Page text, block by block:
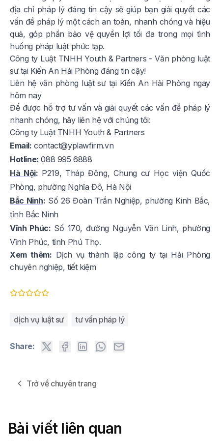
địa chỉ pháp lý đáng tin cậy sẽ giúp bạn giải quyết các
vấn đề pháp lý một cách an toàn, nhanh chóng và hiệu
quả, góp phần bảo vệ quyền lợi tối đa trong mọi tình
huống pháp luật phức tạp.
Công ty Luật TNHH Youth & Partners - Văn phòng luật
sư tại Kiến An Hải Phòng đáng tin cậy!
Liên hệ văn phòng luật sư tại Kiến An Hải Phòng ngay
hôm nay
Để được hỗ trợ tư vấn và giải quyết các vấn đề pháp lý
nhanh chóng, hãy liên hệ với chúng tôi:
Công ty Luật TNHH Youth & Partners
Email: contact@yplawfirm.vn
Hotline: 088 995 6888
Hà Nội: P219, Tháp Đông, Chung cư Học viện Quốc
Phòng, phường Nghĩa Đô, Hà Nội
Bắc Ninh: Số 26 Đoàn Trần Nghiệp, phường Kinh Bắc,
tỉnh Bắc Ninh
Vĩnh Phúc: Số 170, đường Nguyễn Văn Linh, phường
Vĩnh Phúc, tỉnh Phú Thọ.
Xem thêm: Dịch vụ thành lập công ty tại Hải Phòng
chuyên nghiệp, tiết kiệm
dịch vụ luật sư tư vấn pháp lý
Share:
Trở về chuyên trang
Bài viết liên quan